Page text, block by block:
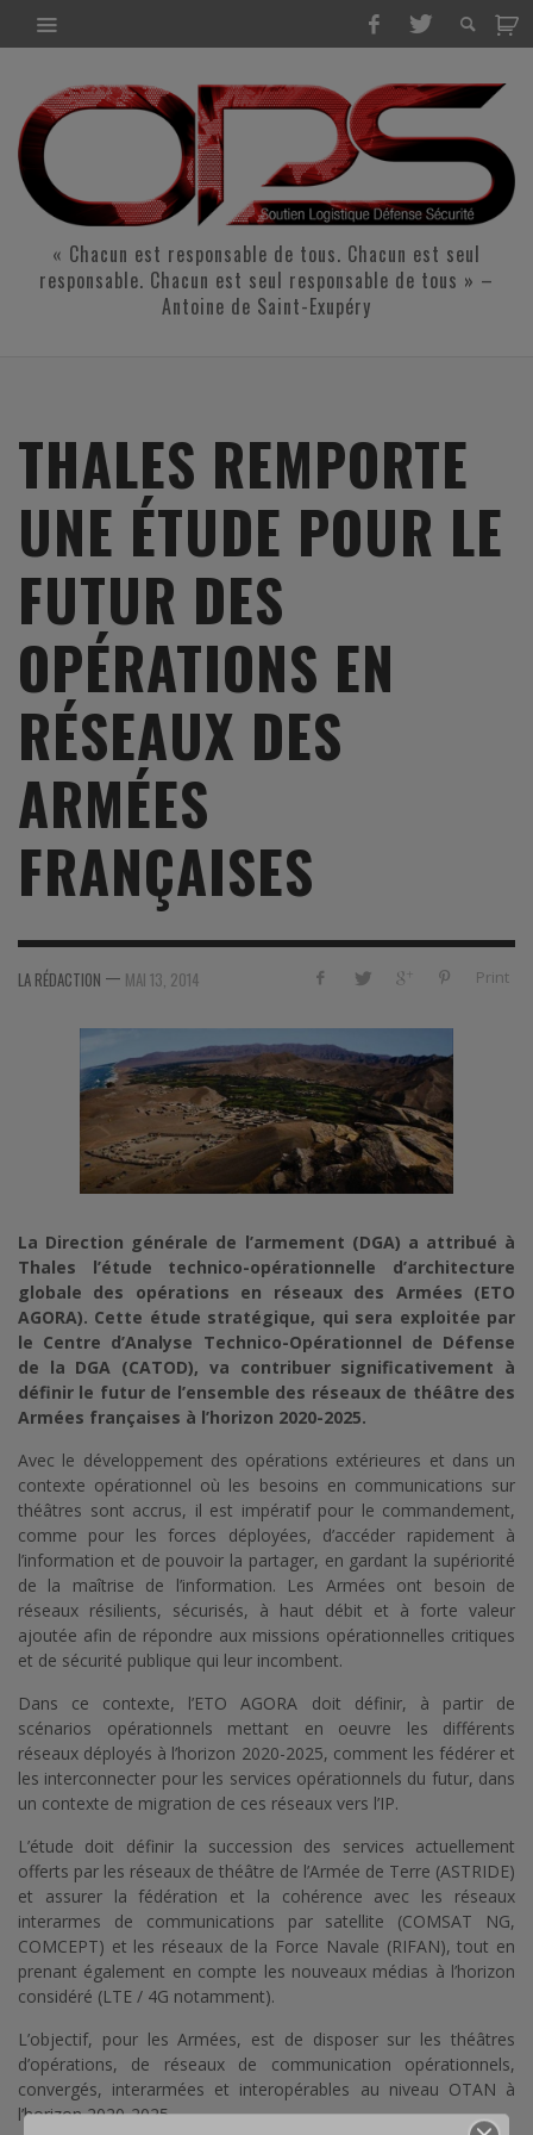
« Chacun est responsable de tous. Chacun est seul
responsable. Chacun est seul responsable de tous » –
Antoine de Saint-Exupéry
THALES REMPORTE
UNE ÉTUDE POUR LE
FUTUR DES
OPÉRATIONS EN
RÉSEAUX DES
ARMÉES
FRANÇAISES
Print
LA RÉDACTION — MAI 13, 2014
La Direction générale de l’armement (DGA) a attribué à
Thales l’étude technico-opérationnelle d’architecture
globale des opérations en réseaux des Armées (ETO
AGORA). Cette étude stratégique, qui sera exploitée par
le Centre d’Analyse Technico-Opérationnel de Défense
de la DGA (CATOD), va contribuer significativement à
définir le futur de l’ensemble des réseaux de théâtre des
Armées françaises à l’horizon 2020-2025.
Avec le développement des opérations extérieures et dans un
contexte opérationnel où les besoins en communications sur
théâtres sont accrus, il est impératif pour le commandement,
comme pour les forces déployées, d’accéder rapidement à
l’information et de pouvoir la partager, en gardant la supériorité
de la maîtrise de l’information. Les Armées ont besoin de
réseaux résilients, sécurisés, à haut débit et à forte valeur
ajoutée afin de répondre aux missions opérationnelles critiques
et de sécurité publique qui leur incombent.
Dans ce contexte, l’ETO AGORA doit définir, à partir de
scénarios opérationnels mettant en oeuvre les différents
réseaux déployés à l’horizon 2020-2025, comment les fédérer et
les interconnecter pour les services opérationnels du futur, dans
un contexte de migration de ces réseaux vers l’IP.
L’étude doit définir la succession des services actuellement
offerts par les réseaux de théâtre de l’Armée de Terre (ASTRIDE)
et assurer la fédération et la cohérence avec les réseaux
interarmes de communications par satellite (COMSAT NG,
COMCEPT) et les réseaux de la Force Navale (RIFAN), tout en
prenant également en compte les nouveaux médias à l’horizon
considéré (LTE / 4G notamment).
L’objectif, pour les Armées, est de disposer sur les théâtres
d’opérations, de réseaux de communication opérationnels,
convergés, interarmées et interopérables au niveau OTAN à
l’horizon 2020-2025.